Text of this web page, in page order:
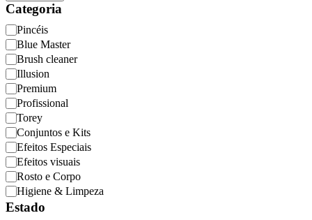
Categoria
Categoria
Pincéis
Blue Master
Brush cleaner
Illusion
Premium
Profissional
Torey
Conjuntos e Kits
Efeitos Especiais
Efeitos visuais
Rosto e Corpo
Higiene & Limpeza
Estado